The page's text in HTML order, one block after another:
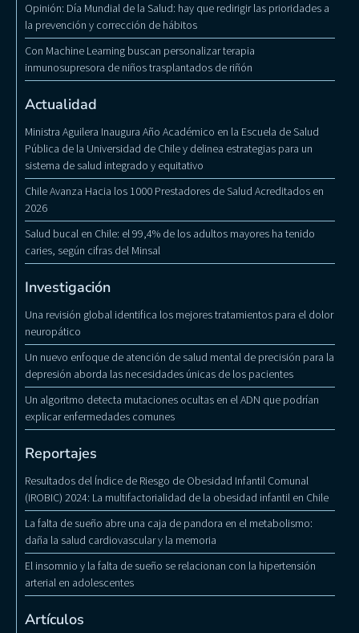
Opinión: Día Mundial de la Salud: hay que redirigir las prioridades a
la prevención y corrección de hábitos
Con Machine Learning buscan personalizar terapia
inmunosupresora de niños trasplantados de riñón
Actualidad
Ministra Aguilera Inaugura Año Académico en la Escuela de Salud
Pública de la Universidad de Chile y delinea estrategias para un
sistema de salud integrado y equitativo
Chile Avanza Hacia los 1000 Prestadores de Salud Acreditados en
2026
Salud bucal en Chile: el 99,4% de los adultos mayores ha tenido
caries, según cifras del Minsal
Investigación
Una revisión global identifica los mejores tratamientos para el dolor
neuropático
Un nuevo enfoque de atención de salud mental de precisión para la
depresión aborda las necesidades únicas de los pacientes
Un algoritmo detecta mutaciones ocultas en el ADN que podrían
explicar enfermedades comunes
Reportajes
Resultados del Índice de Riesgo de Obesidad Infantil Comunal
(IROBIC) 2024: La multifactorialidad de la obesidad infantil en Chile
La falta de sueño abre una caja de pandora en el metabolismo:
daña la salud cardiovascular y la memoria
El insomnio y la falta de sueño se relacionan con la hipertensión
arterial en adolescentes
Artículos